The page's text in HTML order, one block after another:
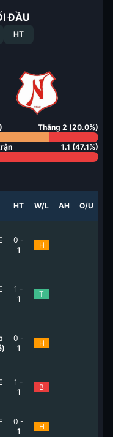
ĐẦU
HT
Thắng 2 (20.0%)
1.1 (47.1%)
HT W/L AH O/U
0 -
1
H
1 -
1
T
0 -
1
H
1 -
1
B
0 -
1
H